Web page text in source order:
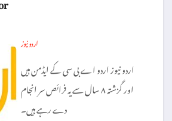
اردو نیوز
اردو نیوز اردو اے بی سی کے ایڈمن ہیں
اور گزشتہ ۸ سال سے یہ فرائص سر انجام
دے رہے ہیں۔